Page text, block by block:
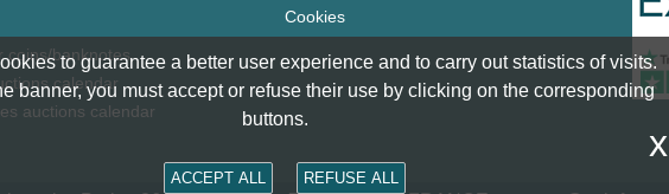
coins/banknotes
calendar
auctions calendar
Cookies
to guarantee a better user experience and to carry out statistics of visits.
banner, you must accept or refuse their use by clicking on the corresponding
buttons.
ACCEPT ALL REFUSE ALL
x